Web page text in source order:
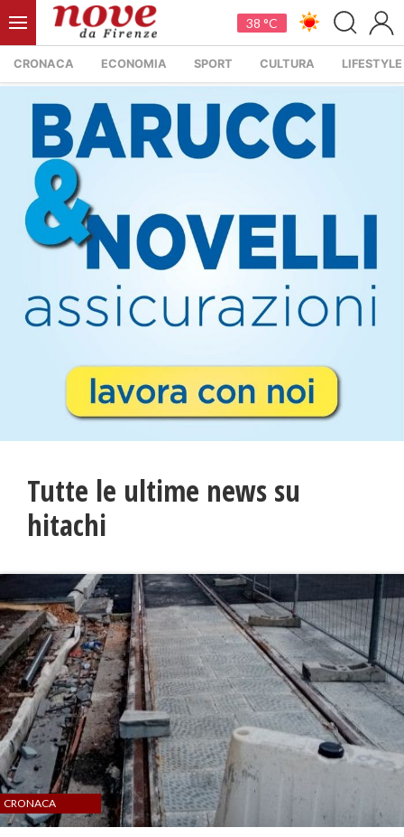
38 °C
CRONACA ECONOMIA SPORT CULTURA LIFESTYLE
Tutte le ultime news su
hitachi
CRONACA